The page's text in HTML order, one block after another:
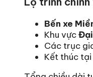
Bến xe
Khu vực
Các trục
Kết thúc tại